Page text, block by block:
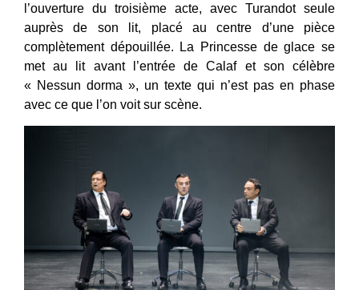
l’ouverture du troisième acte, avec Turandot seule
auprès de son lit, placé au centre d’une pièce
complètement dépouillée. La Princesse de glace se
met au lit avant l’entrée de Calaf et son célèbre
« Nessun dorma », un texte qui n’est pas en phase
avec ce que l’on voit sur scène.